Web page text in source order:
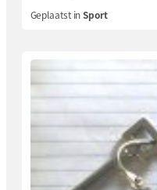
Geplaatst inSport